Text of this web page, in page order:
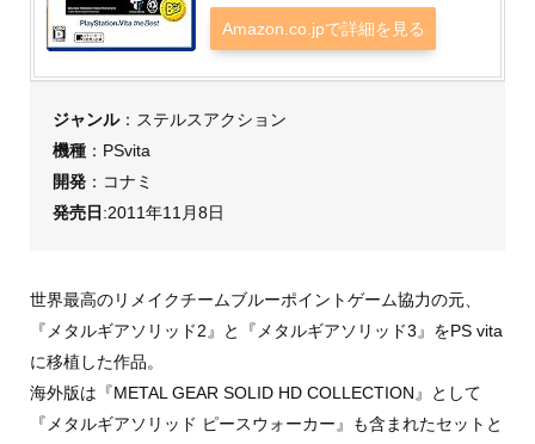
Amazon.co.jpで詳細を見る
ジャンル：ステルスアクション
機種：PSvita
開発：コナミ
発売日 :2011年11月8日
世界最高のリメイクチームブルーポイントゲーム協力の元、
『メタルギアソリッド2』と『メタルギアソリッド3』をPS vita
に移植した作品。
海外版は『METAL GEAR SOLID HD COLLECTION』として
『メタルギアソリッド ピースウォーカー』も含まれたセットと